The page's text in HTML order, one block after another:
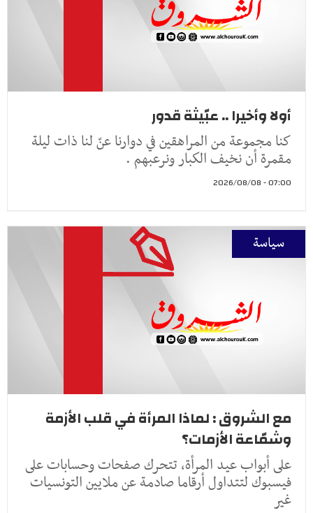
أولا وأخيرا .. عبّيثة قدور
كنا مجموعة من المراهقين في دوارنا عنّ لنا ذات ليلة
مقمرة أن نخيف الكبار ونرعبهم .
07:00 - 2026/08/08
سياسة
مع الشروق : لماذا المرأة في قلب الأزمة
وشمّاعة الأزمات؟
على أبواب عيد المرأة، تتحرك صفحات وحسابات على
فيسبوك لتتداول أرقاما صادمة عن ملايين التونسيات
غير